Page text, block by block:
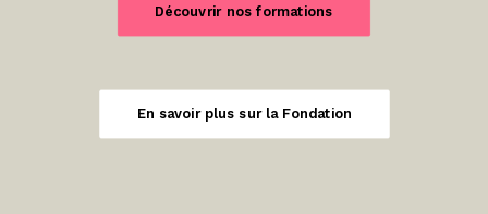
Découvrir nos formations
En savoir plus sur la Fondation